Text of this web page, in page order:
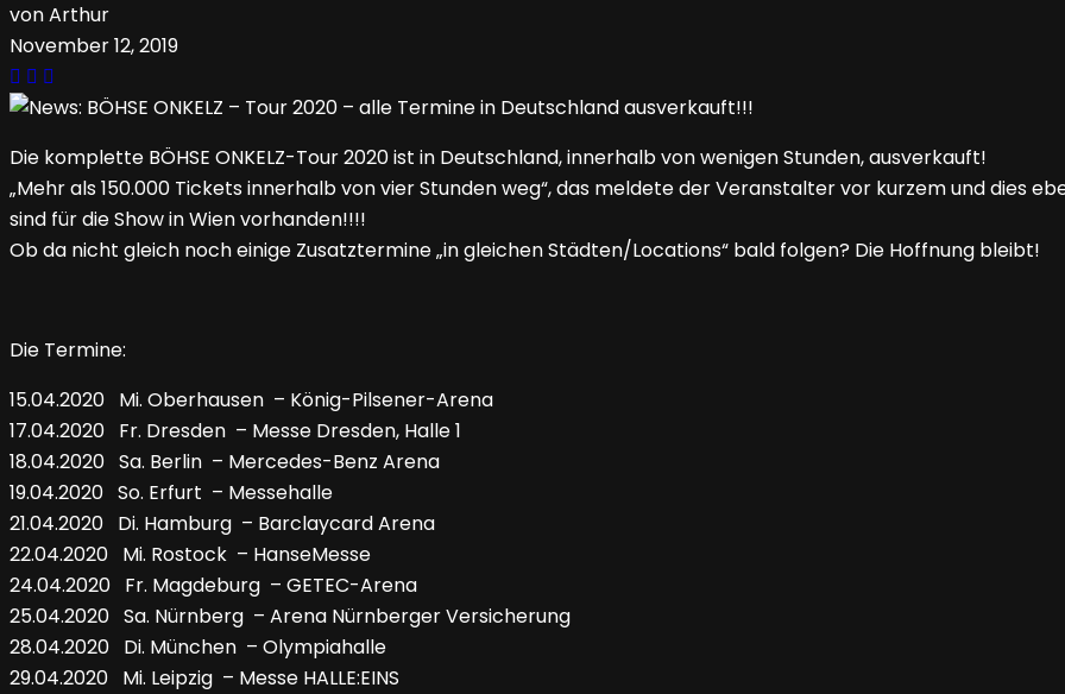
von Arthur
November 12, 2019
Die komplette BÖHSE ONKELZ-Tour 2020 ist in Deutschland, innerhalb von wenigen Stunden, ausverkauft!
„Mehr als 150.000 Tickets innerhalb von vier Stunden weg“, das meldete der Veranstalter vor kurzem und dies
sind für die Show in Wien vorhanden!!!!
Ob da nicht gleich noch einige Zusatztermine „in gleichen Städten/Locations“ bald folgen? Die Hoffnung bleibt!
Die Termine:
15.04.2020 Mi. Oberhausen – König-Pilsener-Arena
17.04.2020 Fr. Dresden – Messe Dresden, Halle 1
18.04.2020 Sa. Berlin – Mercedes-Benz Arena
19.04.2020 So. Erfurt – Messehalle
21.04.2020 Di. Hamburg – Barclaycard Arena
22.04.2020 Mi. Rostock – HanseMesse
24.04.2020 Fr. Magdeburg – GETEC-Arena
25.04.2020 Sa. Nürnberg – Arena Nürnberger Versicherung
28.04.2020 Di. München – Olympiahalle
29.04.2020 Mi. Leipzig – Messe HALLE:EINS